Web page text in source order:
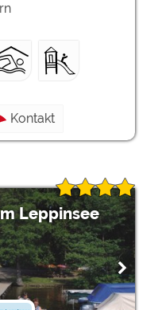
Kontakt
Leppinsee